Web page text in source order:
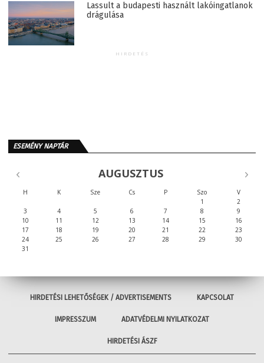
Lassult a budapesti használt lakóingatlanok
drágulása
HIRDETÉS
ESEMÉNY NAPTÁR
AUGUSZTUS
H K Sze Cs P Szo
V
1
2
3
4 5 6 7 8
9
10
11 12 13 14 15
16
17
18 19 20 21 22
23
24
25 26 27 28 29
30
31
HIRDETÉSI LEHETŐSÉGEK / ADVERTISEMENTS KAPCSOLAT
IMPRESSZUM ADATVÉDELMI NYILATKOZAT
HIRDETÉSI ÁSZF